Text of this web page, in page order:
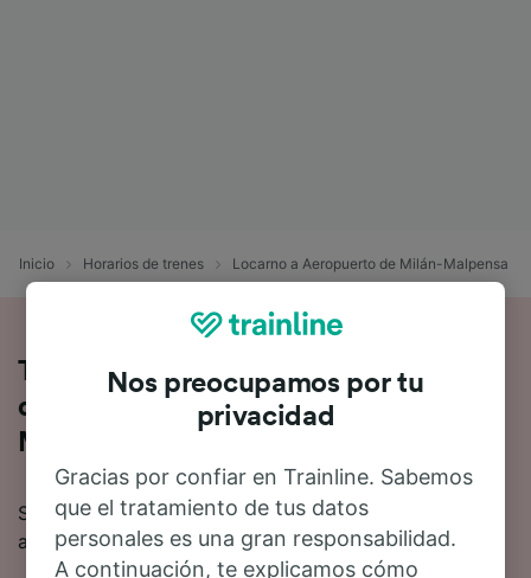
Inicio Horarios de trenes Locarno a Aeropuerto de Milán-Malpensa
Toda la información sobre los trenes
de Locarno a Aeropuerto de Milán-
Malpensa
Si quieres saber más sobre el viaje en tren de Locarno
a Aeropuerto de Milán-Malpensa, no busques más.
Nos preocupamos por tu
privacidad
Gracias por confiar en Trainline. Sabemos
que el tratamiento de tus datos
personales es una gran responsabilidad.
A continuación, te explicamos cómo